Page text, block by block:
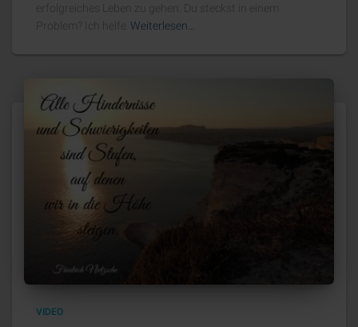
erfolgreiches Leben zu gehen. Du steckst in einem
Problem? Ich helfe
Weiterlesen…
VIDEO